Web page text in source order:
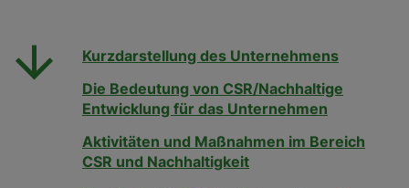
Kurzdarstellung des Unternehmens
Die Bedeutung von CSR/Nachhaltige
Entwicklung für das Unternehmen
Aktivitäten und Maßnahmen im Bereich
CSR und Nachhaltigkeit